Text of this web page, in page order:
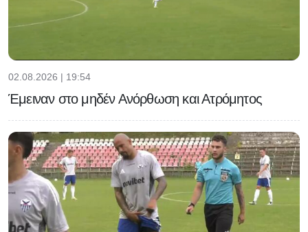
02.08.2026 | 19:54
Έμειναν στο μηδέν Ανόρθωση και Ατρόμητος